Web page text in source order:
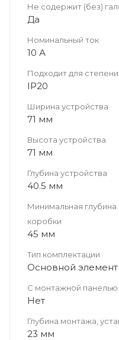
Не содержит (без)
Да
Номинальный ток
10 А
Подходит для
IP20
Ширина устройства
71 мм
Высота устройства
71 мм
Глубина устройства
40.5 мм
Минимальная
коробки
45 мм
Тип комплектации
Основной
С монтажной панелью
Нет
Глубина монтажа,
23 мм